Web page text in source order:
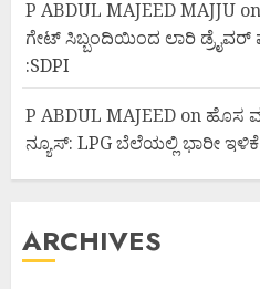
P ABDUL MAJEED MAJJU on
ಗೇಟ್ ಸಿಬ್ಬಂದಿಯಿಂದ ಲಾರಿ ಡ್ರೈವರ್
:SDPI
P ABDUL MAJEED on ಹೊಸ
ನ್ಯೂಸ್: LPG ಬೆಲೆಯಲ್ಲಿ ಭಾರೀ ಇಳಿಕೆ
ARCHIVES